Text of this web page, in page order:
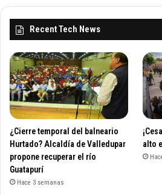
Recent Tech News
¿Cierre temporal del balneario
Hurtado? Alcaldía de Valledupar
propone recuperar el río
Guatapurí
Hace 3 semanas
alto